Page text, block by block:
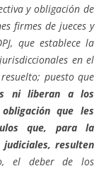
y obligación de
firmes de jueces y
que establece la
jurisdiccionales en el
puesto que
ni liberan a los
que les
que, para la
resulten
el deber de los